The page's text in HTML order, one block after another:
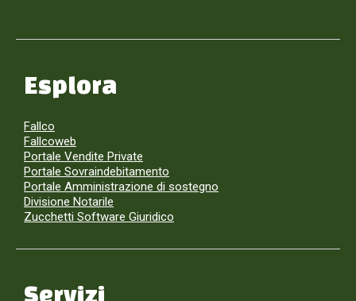
Esplora
Fallco
Fallcoweb
Portale Vendite Private
Portale Sovraindebitamento
Portale Amministrazione di sostegno
Divisione Notarile
Zucchetti Software Giuridico
Servizi